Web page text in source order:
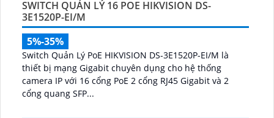
SWITCH QUẢN LÝ 16 POE HIKVISION DS-
3E1520P-EI/M
5%-35%
Switch Quản Lý PoE HIKVISION DS-3E1520P-EI/M là
thiết bị mạng Gigabit chuyên dụng cho hệ thống
camera IP với 16 cổng PoE 2 cổng RJ45 Gigabit và 2
cổng quang SFP...